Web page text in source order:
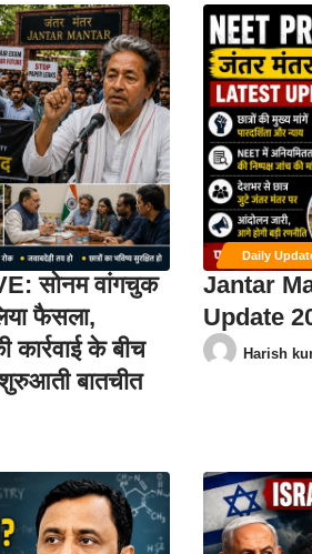
सोनम वांगचुक
फैसला,
कार्रवाई के बीच
बातचीत
Daily
Jantar
Update
Harish